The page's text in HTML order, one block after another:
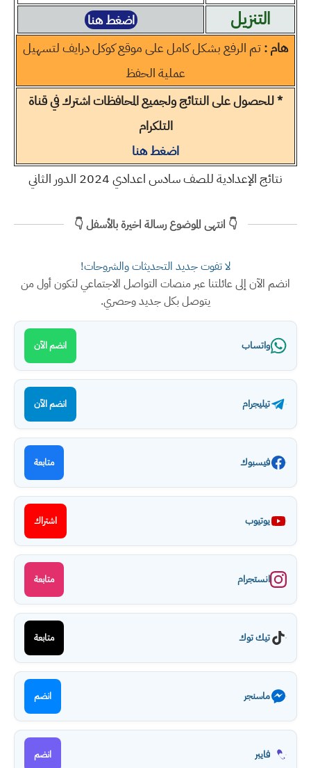
التنزيل
اضغط هنا
هام :تم الرفع بشكل كامل على موقع كوكل درايف لتسهيل
عملية الحفظ
* للحصول على النتائج ولجميع المحافظات اشترك في قناة
التلكرام
اضغط هنا
نتائج الإعدادية للصف سادس اعدادي 2024 الدور الثاني
👇 انتهى الموضوع رسالة اخيرة بالأسفل 👇
لا تفوت جديد التحديثات والشروحات!
انضم الآن إلى عائلتنا عبر منصات التواصل الاجتماعي لتكون أول من
يتوصل بكل جديد وحصري.
واتساب انضم الآن
تيليجرام انضم الآن
فيسبوك متابعة
يوتيوب اشتراك
انستجرام متابعة
تيك توك متابعة
ماسنجر انضم
فايبر انضم